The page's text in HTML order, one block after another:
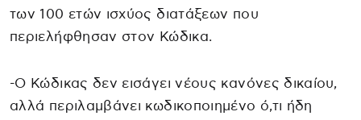
των 100 ετών ισχύος διατάξεων που
περιελήφθησαν στον Κώδικα.
-Ο Κώδικας δεν εισάγει νέους κανόνες δικαίου,
αλλά περιλαμβάνει κωδικοποιημένο ό,τι ήδη